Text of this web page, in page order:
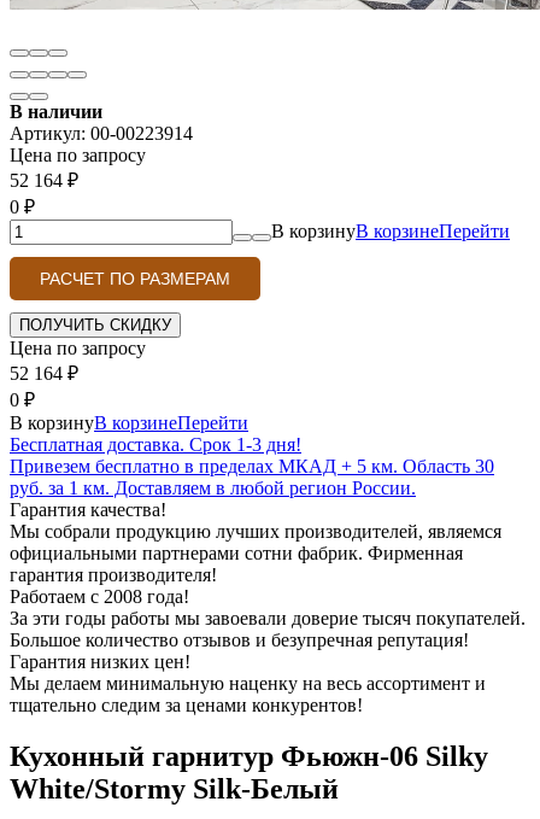
В наличии
Артикул: 00-00223914
Цена по запросу
52 164 ₽
0 ₽
В корзинуВ корзинеПерейти
РАСЧЕТ ПО РАЗМЕРАМ
Цена по запросу
52 164 ₽
0 ₽
В корзинуВ корзинеПерейти
Бесплатная доставка. Срок 1-3 дня!
Привезем бесплатно в пределах МКАД + 5 км. Область 30
руб. за 1 км. Доставляем в любой регион России.
Гарантия качества!
Мы собрали продукцию лучших производителей, являемся
официальными партнерами сотни фабрик. Фирменная
гарантия производителя!
Работаем с 2008 года!
За эти годы работы мы завоевали доверие тысяч покупателей.
Большое количество отзывов и безупречная репутация!
Гарантия низких цен!
Мы делаем минимальную наценку на весь ассортимент и
тщательно следим за ценами конкурентов!
Кухонный гарнитур Фьюжн-06 Silky
White/Stormy Silk-Белый